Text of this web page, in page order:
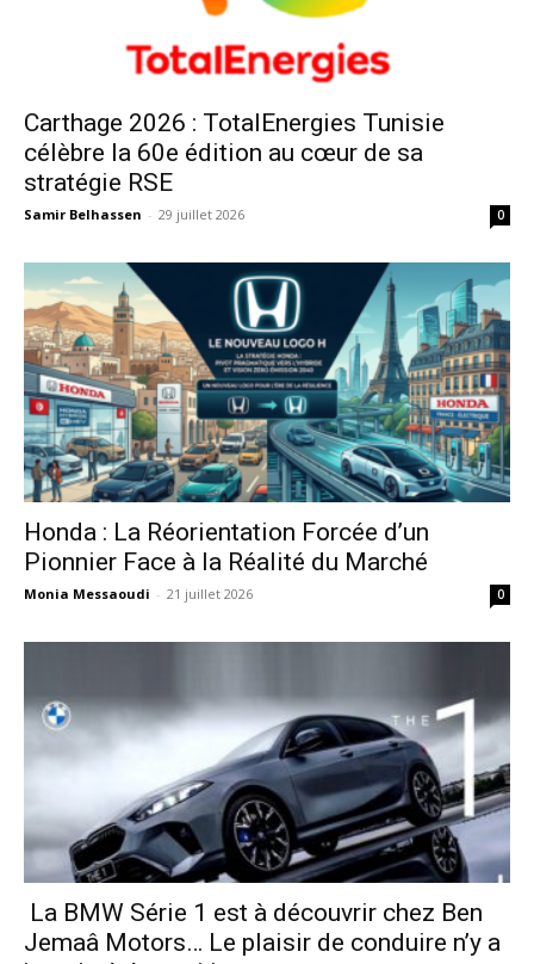
Carthage 2026 : TotalEnergies Tunisie
célèbre la 60e édition au cœur de sa
stratégie RSE
Samir Belhassen - 29 juillet 2026 0
Honda : La Réorientation Forcée d’un
Pionnier Face à la Réalité du Marché
Monia Messaoudi - 21 juillet 2026 0
La BMW Série 1 est à découvrir chez Ben
Jemaâ Motors… Le plaisir de conduire n’y a